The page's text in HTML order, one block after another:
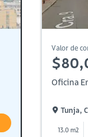
Valor de
Oficina
Tunja,
13.0 m2